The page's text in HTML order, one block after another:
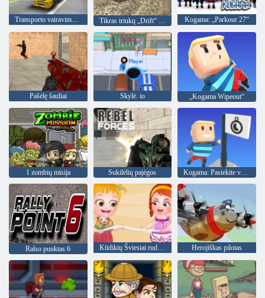
Transporto vairavimo treniruoklis Kogama: „Parkour 27“
Pašėlę šauliai Skylė. io „Kogama Wipeout“
1 zombių misija Sukilėlių pajėgos Kogama: Pasiekite vėliavą
Ralso punktas 6 Kūdikių Šviesiai ruda Beach Party Herojiškas pilotas